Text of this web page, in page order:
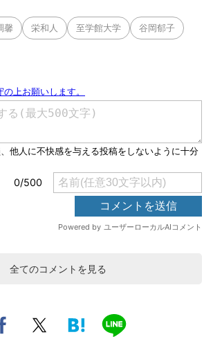
馨 栄和人 至学館大学 谷岡郁子
全てのコメントを見る